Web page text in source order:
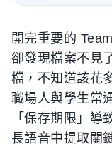
開完重要的
卻發現檔案不見
檔，不知道該花
職場人與學生常
「保存期限」導
長語音中提取關